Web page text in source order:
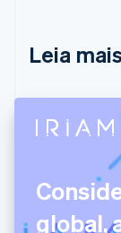
Leia
global,
Bulgária
China
Croácia
English